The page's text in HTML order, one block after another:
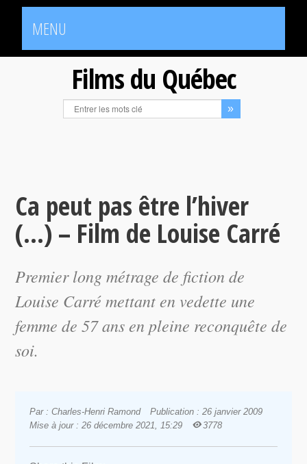
MENU
Films du Québec
Ca peut pas être l’hiver
(…) – Film de Louise Carré
Premier long métrage de fiction de
Louise Carré mettant en vedette une
femme de 57 ans en pleine reconquête de
soi.
Par : Charles-Henri Ramond
Publication : 26 janvier 2009
Mise à jour : 26 décembre 2021, 15:29
3778